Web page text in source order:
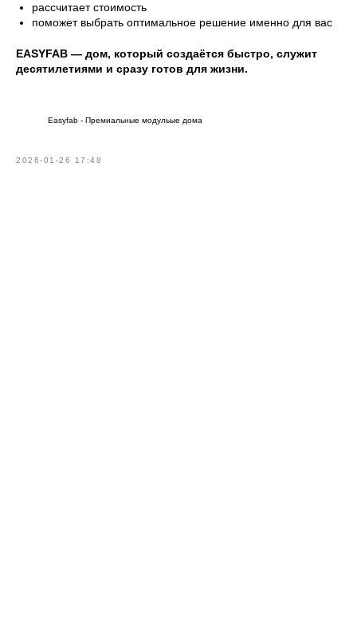
рассчитает стоимость
поможет выбрать оптимальное решение именно для вас
EASYFAB — дом, который создаётся быстро, служит
десятилетиями и сразу готов для жизни.
Easyfab - Премиальные модульые дома
2026-01-26 17:48